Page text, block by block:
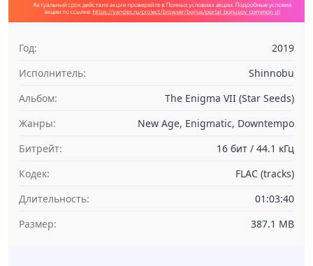
Год:
2019
Исполнитель:
Shinnobu
Альбом:
The Enigma VII (Star Seeds)
Жанры:
New Age, Enigmatic, Downtempo
Битрейт:
16 бит / 44.1 кГц
Кодек:
FLAC (tracks)
Длительность:
01:03:40
Размер:
387.1 MB